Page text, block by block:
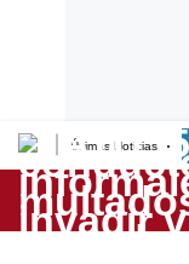
Últimas Noticias
Lo último
Peru Quiosco